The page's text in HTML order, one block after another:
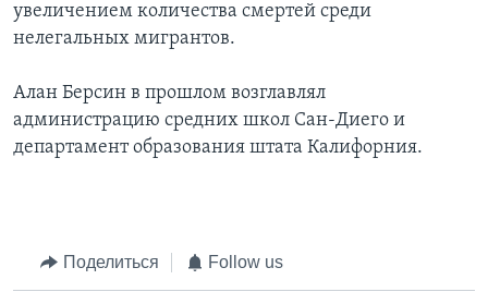
увеличением количества смертей среди
нелегальных мигрантов.
Алан Берсин в прошлом возглавлял
администрацию средних школ Сан-Диего и
департамент образования штата Калифорния.
Поделиться Follow us